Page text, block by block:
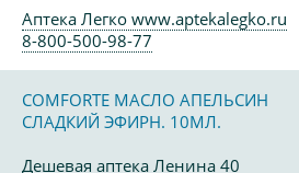
Аптека Легко www.aptekalegko.ru
8-800-500-98-77
COMFORTE МАСЛО АПЕЛЬСИН
СЛАДКИЙ ЭФИРН. 10МЛ.
Дешевая аптека Ленина 40